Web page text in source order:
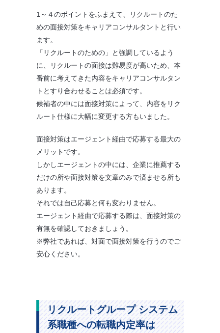
1～４のポイントをふまえて、リクルートのた
めの面接対策をキャリアコンサルタントと行い
ます。
「リクルートのための」と強調しているよう
に、リクルートの面接は難易度が高いため、本
番前に考えてきた内容をキャリアコンサルタン
トとすり合わせることは必須です。
候補者の中には面接対策によって、内容をリク
ルート仕様に大幅に変更する方もいました。
面接対策はエージェント経由で応募する最大の
メリットです。
しかしエージェントの中には、企業に推薦する
だけの所や面接対策を文章のみで済ませる所も
あります。
それでは自己応募と何も変わりません。
エージェント経由で応募する際は、面接対策の
有無を確認しておきましょう。
※弊社であれば、対面で面接対策を行うのでご
安心ください。
リクルートグループ システム
系職種への転職内定率は